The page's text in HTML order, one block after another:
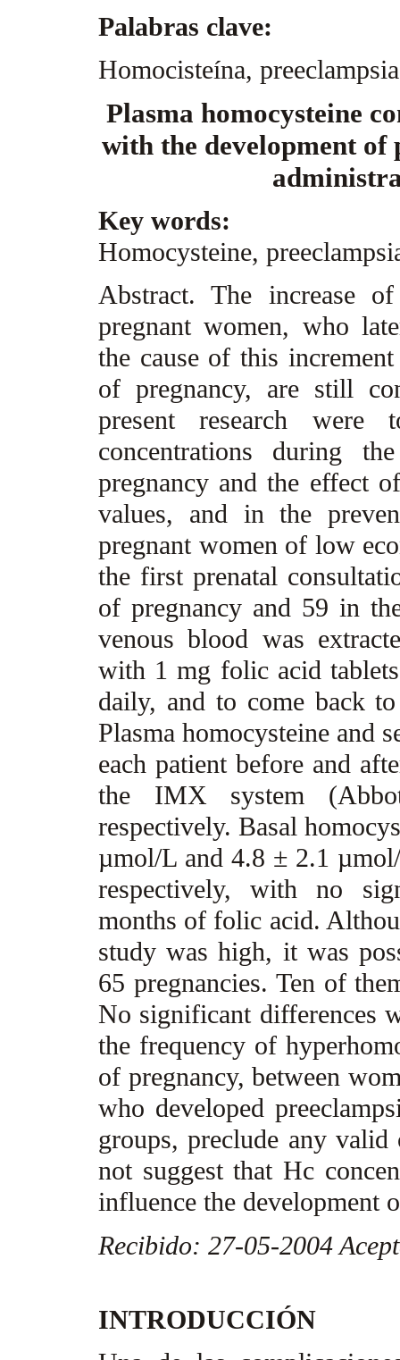
Palabras clave:
Homocisteína,
Plasma homocysteine
with the development of
Key words:
Homocysteine,
Abstract. The increase
pregnant women, who
the cause of this
of pregnancy, are still
present research were
concentrations during
pregnancy and the effect
values, and in the
pregnant women of low
the first prenatal
of pregnancy and 59 in
venous blood was
with 1 mg folic acid
daily, and to come back
Plasma homocysteine and
each patient before and
the IMX system
respectively. Basal
µmol/L and 4.8 ± 2.1
respectively, with no
months of folic acid.
study was high, it was
65 pregnancies. Ten of
No significant differences
the frequency of
of pregnancy, between
who developed
groups, preclude any
not suggest that Hc
influence the development
Recibido: 27-05-2004
INTRODUCCIÓN